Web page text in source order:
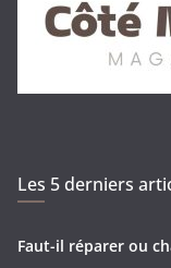
Les 5 derniers
Faut-il réparer ou